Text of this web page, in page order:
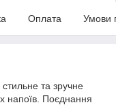
Оплата Умови
та зручне
напоїв. Поєднання